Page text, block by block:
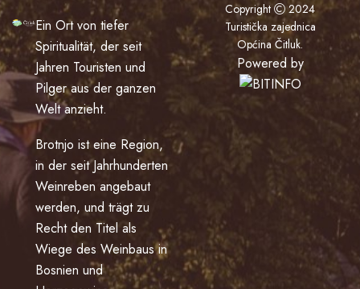
Ein Ort von tiefer
Spiritualität, der seit
Jahren Touristen und
Pilger aus der ganzen
Welt anzieht.
Brotnjo ist eine Region,
in der seit Jahrhunderten
Weinreben angebaut
werden, und trägt zu
Recht den Titel als
Wiege des Weinbaus in
Bosnien und
Copyright
2024
Turistička zajednica
Općina Čitluk.
Powered by